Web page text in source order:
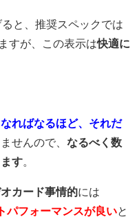
ると、推奨スペックでは
すが、この表示は快適に
ればなるほど、それだ
せんので、 なるべく数
す
カード事情的には
パフォーマンスが良いと